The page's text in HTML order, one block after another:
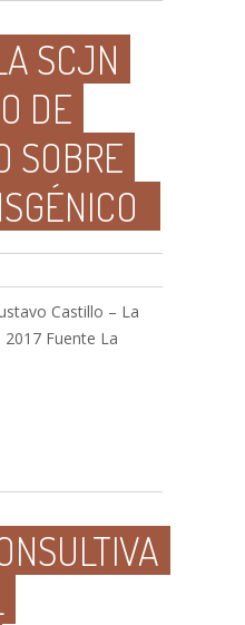
SCJN
DE
SOBRE
Castillo – La
Fuente La